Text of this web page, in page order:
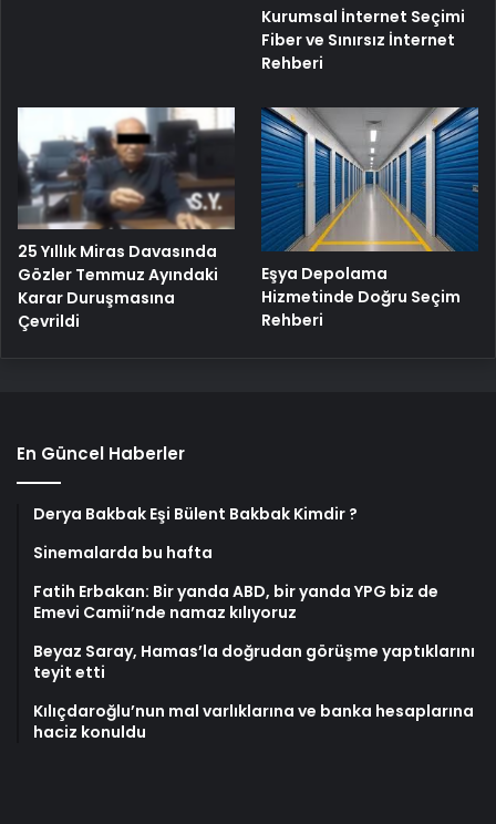
Kurumsal İnternet Seçimi
Fiber ve Sınırsız İnternet
Rehberi
25 Yıllık Miras Davasında
Gözler Temmuz Ayındaki
Karar Duruşmasına
Çevrildi
Eşya Depolama
Hizmetinde Doğru Seçim
Rehberi
En Güncel Haberler
Derya Bakbak Eşi Bülent Bakbak Kimdir ?
Sinemalarda bu hafta
Fatih Erbakan: Bir yanda ABD, bir yanda YPG biz de
Emevi Camii’nde namaz kılıyoruz
Beyaz Saray, Hamas’la doğrudan görüşme yaptıklarını
teyit etti
Kılıçdaroğlu’nun mal varlıklarına ve banka hesaplarına
haciz konuldu